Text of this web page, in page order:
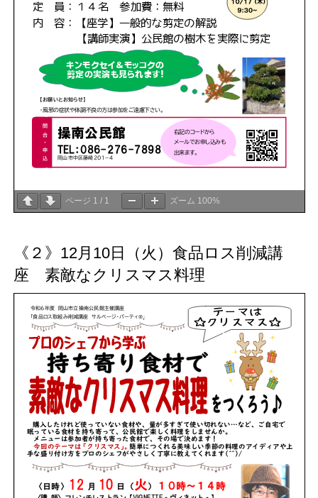
ページ 1 / 1 ズーム 100%
《２》12月10日（火）食品ロス削減講
座 素敵なクリスマス料理